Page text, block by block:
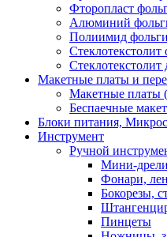
Фторопласт
Алюминий
Полиимид
Макетные платы и
Макетные платы
Беспаечные
Блоки питания,
Инструмент
Ручной
Мини-
Фонари,
Бокорезы,
Пинцеты